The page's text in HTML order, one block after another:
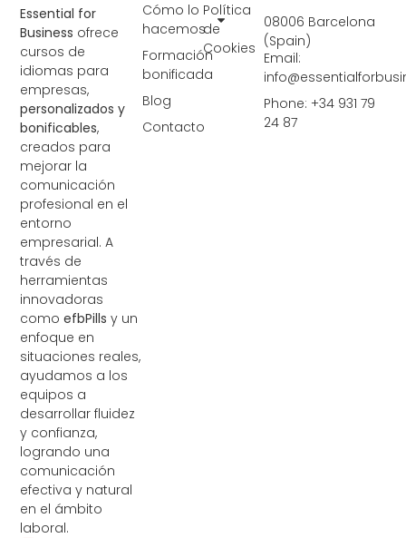
Essential for
Business ofrece
cursos de
idiomas para
empresas,
personalizados y
bonificables,
creados para
mejorar la
comunicación
profesional en el
entorno
empresarial. A
través de
herramientas
innovadoras
comoefbPills y un
enfoque en
situaciones reales,
ayudamos a los
equipos a
desarrollar fluidez
y confianza,
logrando una
comunicación
efectiva y natural
en el ámbito
laboral.
Política
de
Cookies
Cómo lo
hacemos
Formación
bonificada
Blog
Contacto
08006 Barcelona
(Spain)
Email:
Phone: +34 931 79
24 87